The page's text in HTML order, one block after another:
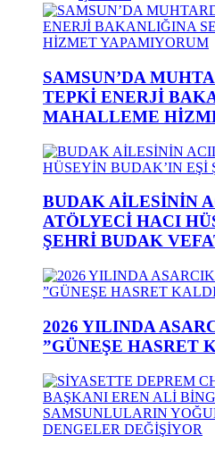
SAMSUN’DA
TEPKİ ENERJİ
MAHALLEME
BUDAK AİLESİNİN
ATÖLYECİ HACI
ŞEHRİ BUDAK
2026 YILINDA
”GÜNEŞE HASRET